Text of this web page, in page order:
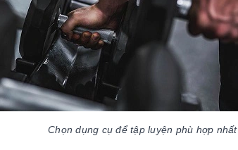
Chọn dụng cụ để tập luyện phù hợp nhất